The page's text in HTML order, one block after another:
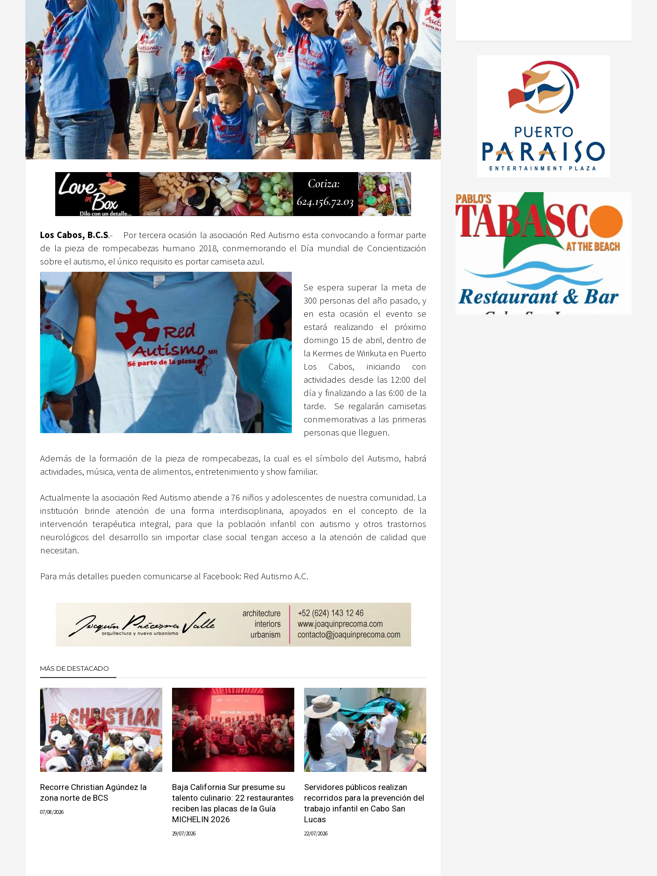
Los Cabos, B.C.S.- Por tercera ocasión la asociación Red Autismo esta convocando a formar parte
de la pieza de rompecabezas humano 2018, conmemorando el Día mundial de Concientización
sobre el autismo, el único requisito es portar camiseta azul.
Se espera superar la meta de
300 personas del año pasado, y
en esta ocasión el evento se
estará realizando el próximo
domingo 15 de abril, dentro de
la Kermes de Wirikuta en Puerto
Los Cabos, iniciando con
actividades desde las 12:00 del
día y finalizando a las 6:00 de la
tarde. Se regalarán camisetas
conmemorativas a las primeras
personas que lleguen.
Además de la formación de la pieza de rompecabezas, la cual es el símbolo del Autismo, habrá
actividades, música, venta de alimentos, entretenimiento y show familiar.
Actualmente la asociación Red Autismo atiende a 76 niños y adolescentes de nuestra comunidad. La
institución brinde atención de una forma interdisciplinaria, apoyados en el concepto de la
intervención terapéutica integral, para que la población infantil con autismo y otros trastornos
neurológicos del desarrollo sin importar clase social tengan acceso a la atención de calidad que
necesitan.
Para más detalles pueden comunicarse al Facebook: Red Autismo A.C.
MÁS DE DESTACADO
Recorre Christian Agúndez la
zona norte de BCS
07/08/2026
Baja California Sur presume su
talento culinario: 22 restaurantes
reciben las placas de la Guía
MICHELIN 2026
29/07/2026
Servidores públicos realizan
recorridos para la prevención del
trabajo infantil en Cabo San
Lucas
22/07/2026